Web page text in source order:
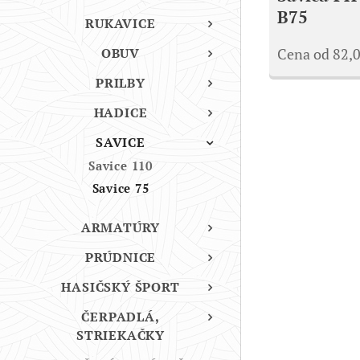
RUKAVICE
OBUV
PRILBY
HADICE
SAVICE
Savice 110
Savice 75
ARMATÚRY
PRÚDNICE
HASIČSKÝ ŠPORT
ČERPADLÁ,
STRIEKAČKY
B75
Cena od